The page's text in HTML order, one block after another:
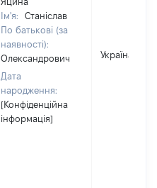
Ім'я:
Станіслав
По батькові (за
наявності):
Олександрович
Дата
народження:
[Конфіденційна
інформація]
Україна